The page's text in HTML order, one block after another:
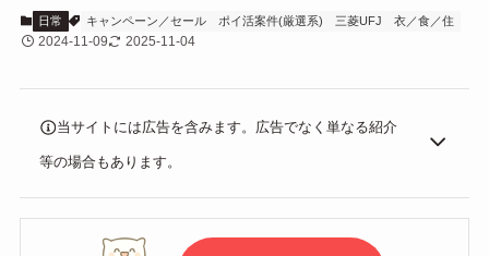
日常 キャンペーン／セール ポイ活案件(厳選系) 三菱UFJ 衣／食／住
2024-11-09 2025-11-04
当サイトには広告を含みます。広告でなく単なる紹介
等の場合もあります。